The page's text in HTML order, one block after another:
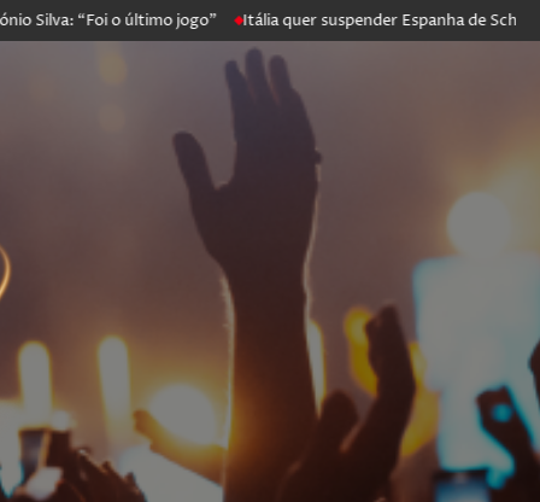
“Foi o último jogo” Itália quer suspender Espanha de Schengen.